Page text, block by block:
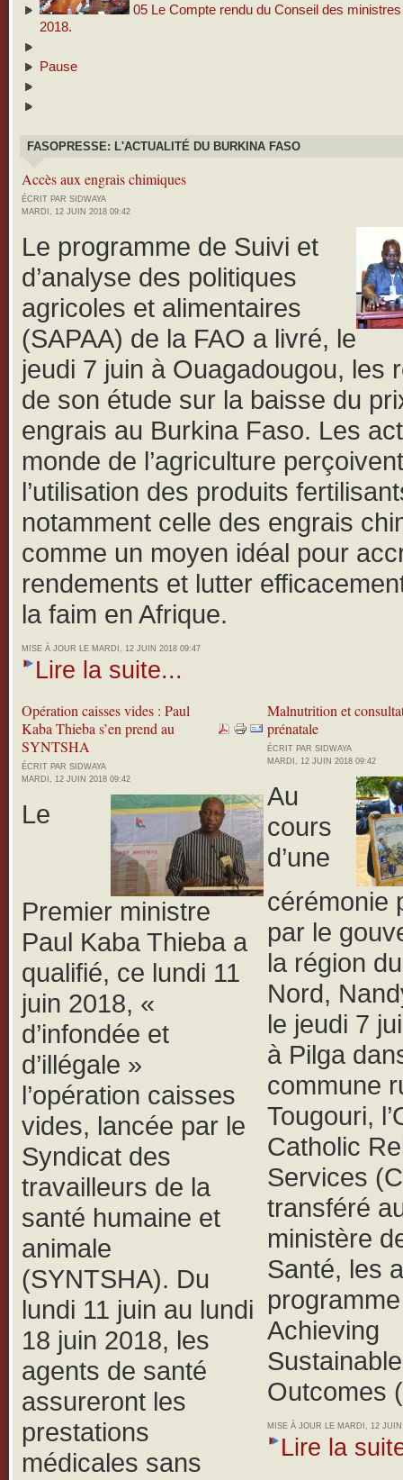
05 Le Compte rendu du Conseil des
2018.
Pause
FASOPRESSE: L'ACTUALITÉ DU BURKINA FASO
Accès aux engrais chimiques
ÉCRIT PAR SIDWAYA
MARDI, 12 JUIN 2018 09:42
Le programme de Suivi et
d’analyse des politiques
agricoles et alimentaires
(SAPAA) de la FAO a livré, le
jeudi 7 juin à Ouagadougou, les
de son étude sur la baisse du
engrais au Burkina Faso. Les
monde de l’agriculture perçoivent
l’utilisation des produits
notamment celle des engrais
comme un moyen idéal pour
rendements et lutter
la faim en Afrique.
MISE À JOUR LE MARDI, 12 JUIN 2018 09:47
Lire la suite...
Opération caisses vides : Paul
Kaba Thieba s’en prend au
SYNTSHA
ÉCRIT PAR SIDWAYA
MARDI, 12 JUIN 2018 09:42
Le
Premier ministre
Paul Kaba Thieba a
qualifié, ce lundi 11
juin 2018, «
d’infondée et
d’illégale »
l’opération caisses
vides, lancée par le
Syndicat des
travailleurs de la
santé humaine et
animale
(SYNTSHA). Du
lundi 11 juin au lundi
18 juin 2018, les
agents de santé
assureront les
prestations
médicales sans
Malnutrition et
prénatale
ÉCRIT PAR SIDWAYA
MARDI, 12 JUIN 2018 09:42
Au
cours
d’une
cérémonie
par le
la région
Nord,
le jeudi 7
à Pilga
commune
Tougouri,
Catholic
Services
transféré
ministère
Santé, les
Achieving
Sustainable
Outcomes
MISE À JOUR LE MARDI, 12
Lire la